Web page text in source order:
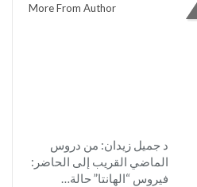
More From Author
د جميل زيدان: من دروس
الماضي القريب إلى الحاضر:
فيروس “الهانتا” حالة…